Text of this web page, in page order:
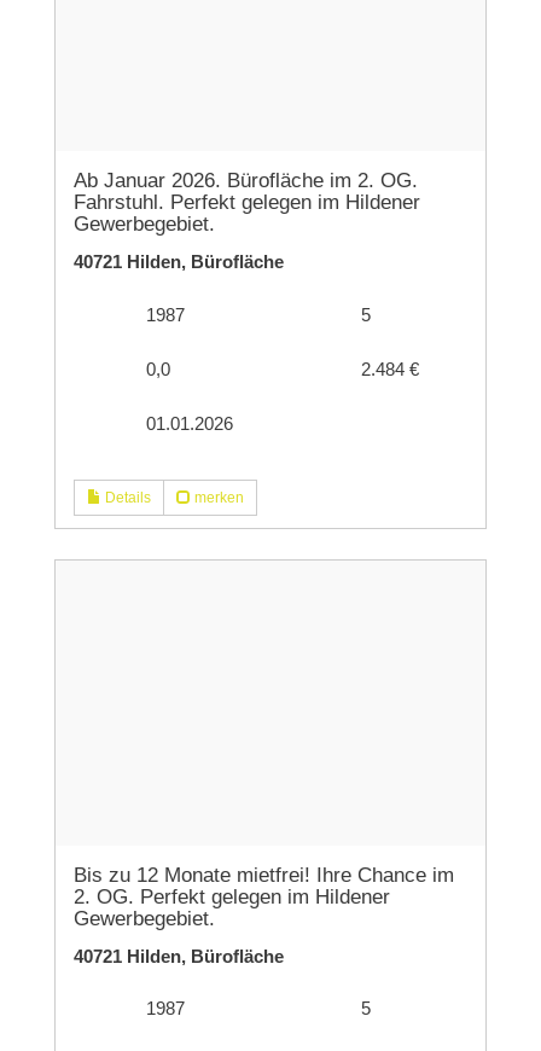
Ab Januar 2026. Bürofläche im 2. OG.
Fahrstuhl. Perfekt gelegen im Hildener
Gewerbegebiet.
40721 Hilden, Bürofläche
1987 5
0,0 2.484 €
01.01.2026
Details merken
Bis zu 12 Monate mietfrei! Ihre Chance im
2. OG. Perfekt gelegen im Hildener
Gewerbegebiet.
40721 Hilden, Bürofläche
1987 5